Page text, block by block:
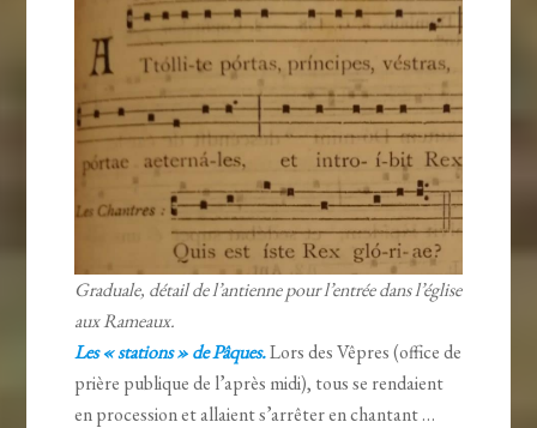
Graduale, détail de l’antienne pour l’entrée dans l’église
aux Rameaux.
Les « stations » de Pâques.Lors des Vêpres (office de
prière publique de l’après midi), tous se rendaient
en procession et allaient s’arrêter en chantant …